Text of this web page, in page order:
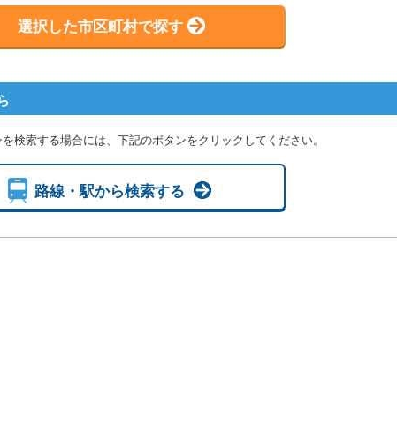
選択した市区町村で探す
検索する場合には、下記のボタンをクリックしてください。
路線・駅から検索する